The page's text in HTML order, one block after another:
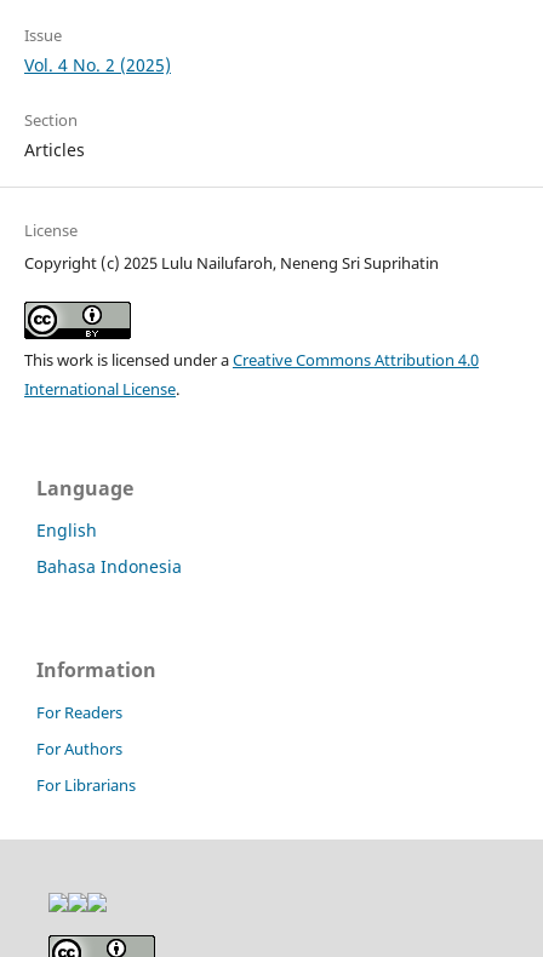
Issue
Vol. 4 No. 2 (2025)
Section
Articles
License
Copyright (c) 2025 Lulu Nailufaroh, Neneng Sri Suprihatin
This work is licensed under aCreative Commons Attribution 4.0
International License.
Language
English
Bahasa Indonesia
Information
For Readers
For Authors
For Librarians